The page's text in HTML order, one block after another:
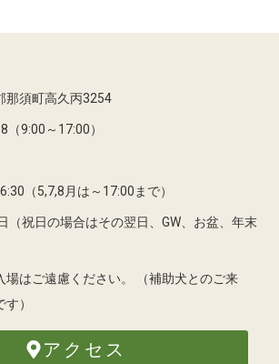
那須町高久丙3254
9:00～17:00）
（5,7,8月は～17:00まで）
（祝日の場合はその翌日、GW、お盆、年末
はご遠慮ください。
（補助犬とのご来
）
アクセス